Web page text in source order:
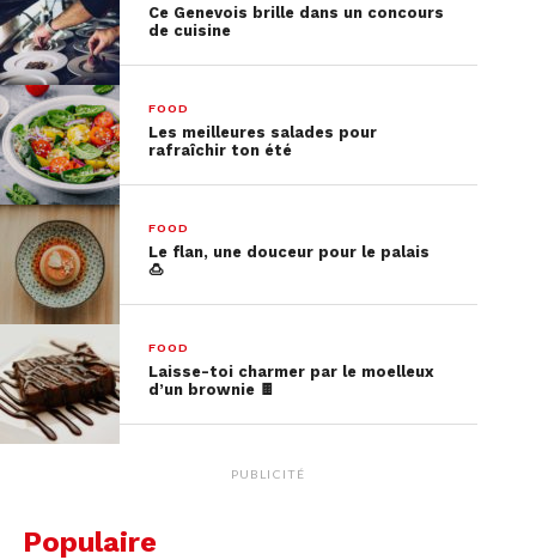
la sauce est assez épaisse pour bien enrober le
poulet. Sinon, cuire quelques minutes en remuant
à découvert pour que la sauce finisse de
caraméliser. Servir parsemé de ciboulette, persil
ou coriandre ciselée, avec du riz et des légumes
verts.
Ce Genevois brille dans un concours
de cuisine
FOOD
Les meilleures salades pour
rafraîchir ton été
FOOD
Le flan, une douceur pour le palais
🍮
FOOD
Laisse-toi charmer par le moelleux
d’un brownie 🍫
PUBLICITÉ
Populaire